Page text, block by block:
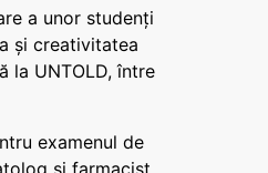
a unor studenți
și creativitatea
la UNTOLD, între
examenul de
și farmacist